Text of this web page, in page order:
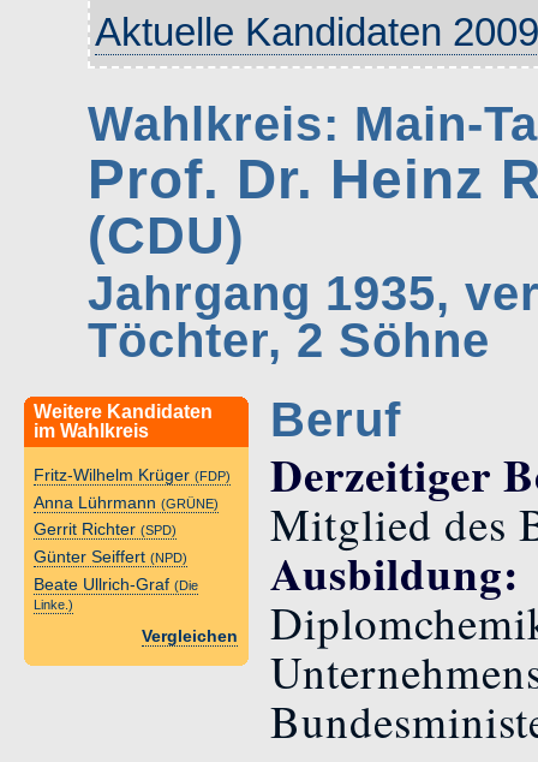
Aktuelle Kandidaten 2009
Wahlkreis: Main-
Prof. Dr. Heinz
(CDU)
Jahrgang 1935,
Töchter, 2 Söhne
Weitere Kandidaten
im Wahlkreis
Fritz-Wilhelm Krüger (FDP)
Anna Lührmann (GRÜNE)
Gerrit Richter (SPD)
Günter Seiffert (NPD)
Beate Ullrich-Graf (Die
Linke.)
Vergleichen
Beruf
Derzeitiger
Mitglied des
Ausbildung: